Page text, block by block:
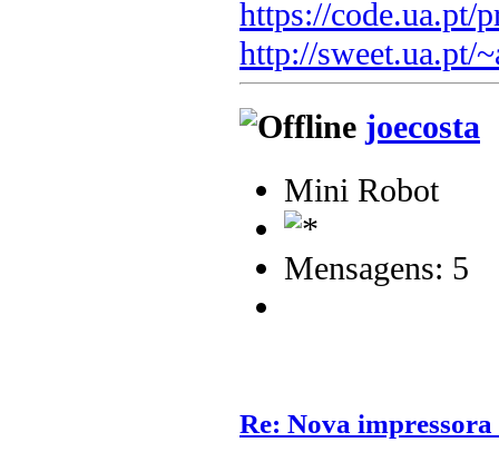
https://code.ua.pt/
http://sweet.ua.pt/
joecosta
Mini Robot
Mensagens: 5
Re: Nova